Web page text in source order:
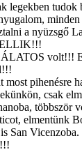
legekben tudok
a nyüzsgő
volt!!!
pihenésre
csak
többször
elmentünk
San